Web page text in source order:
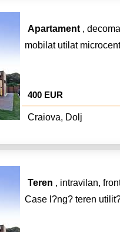
Apartament ,
mobilat utilat
400 EUR
Craiova, Dolj
Teren , intravilan,
Case l?ng? teren